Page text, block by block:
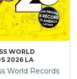
WORLD
2026 LA
World Records